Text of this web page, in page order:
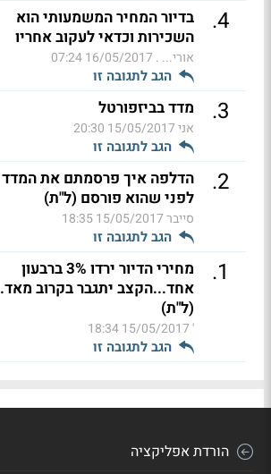
4
.
בדיור המחיר המשמעותי הוא
השכירות וכדאי לעקוב אחריו
אורי... . 16/05/2017 07:24
הגב לתגובה זו
3
. מדד בביזפורטל
אני15/05/2017 20:30
הגב לתגובה זו
2
.
הדלפה איך פרסמתם את המדד
לפני שהוא פורסם (ל"ת)
סייבר15/05/2017 18:35
הגב לתגובה זו
1
.
מחירי הדיור ירדו 3% ברבעון
אחד...הקצב יתגבר בקרוב מאד.
(ל"ת)
'
15/05/2017 18:34
הגב לתגובה זו
הורדת אפליקציה